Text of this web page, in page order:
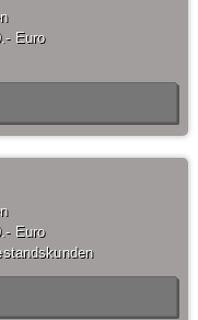
Euro
Euro